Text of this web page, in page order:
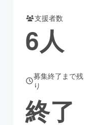
ya コミュニティ
支援者数
6人
募集終了まで残
り
終了